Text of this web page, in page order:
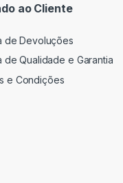
ao Cliente
de Devoluções
de Qualidade e Garantia
e Condições